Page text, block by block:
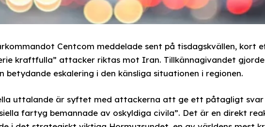
Centcom meddelade sent på tisdagskvällen, kort
kraftfulla” attacker riktas mot Iran. Tillkännagivandet
betydande eskalering i den känsliga situationen i regionen.
uttalande är syftet med attackerna att ge ett påtagligt svar
fartyg bemannade av oskyldiga civila”. Det är en direkt